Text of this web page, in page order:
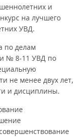
и
на лучшего
УВД.
по делам
№ 8-11 УВД по
не менее двух лет,
и дисциплины.